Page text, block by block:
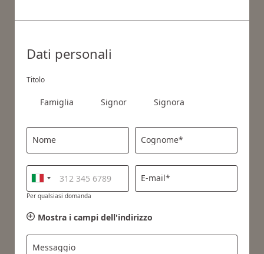
Dati personali
Titolo
Famiglia Signor Signora
Nome Cognome*
Per qualsiasi domanda
E-mail*
Mostra i campi dell'indirizzo
Messaggio